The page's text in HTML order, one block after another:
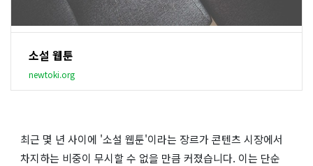
소설 웹툰
newtoki.org
최근 몇 년 사이에 '소설 웹툰'이라는 장르가 콘텐츠 시장에서
차지하는 비중이 무시할 수 없을 만큼 커졌습니다. 이는 단순